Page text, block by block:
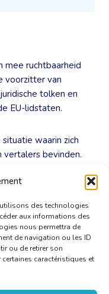
des technologies
aux informations des
nous permettra de
de navigation ou les ID
ou de retirer son
caractéristiques et
mee ruchtbaarheid
voorzitter van
tolken en
EU-lidstaten.
waarin zich
vertalers bevinden.
[PDF]